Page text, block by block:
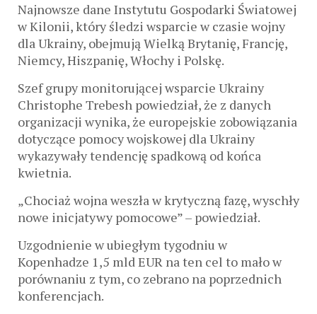
Najnowsze dane Instytutu Gospodarki Światowej
w Kilonii, który śledzi wsparcie w czasie wojny
dla Ukrainy, obejmują Wielką Brytanię, Francję,
Niemcy, Hiszpanię, Włochy i Polskę.
Szef grupy monitorującej wsparcie Ukrainy
Christophe Trebesh powiedział, że z danych
organizacji wynika, że ​​europejskie zobowiązania
dotyczące pomocy wojskowej dla Ukrainy
wykazywały tendencję spadkową od końca
kwietnia.
„Chociaż wojna weszła w krytyczną fazę, wyschły
nowe inicjatywy pomocowe” – powiedział.
Uzgodnienie w ubiegłym tygodniu w
Kopenhadze 1,5 mld EUR na ten cel to mało w
porównaniu z tym, co zebrano na poprzednich
konferencjach.